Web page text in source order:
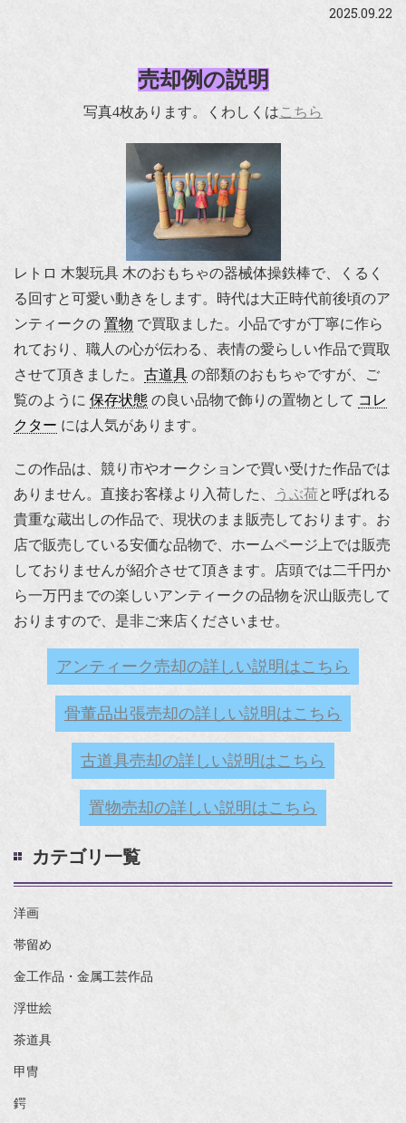
2025.09.22
売却例の説明
写真4枚あります。くわしくはこちら
レトロ 木製玩具 木のおもちゃの器械体操鉄棒で、くるく
る回すと可愛い動きをします。時代は大正時代前後頃のア
ンティークの 置物 で買取ました。小品ですが丁寧に作ら
れており、職人の心が伝わる、表情の愛らしい作品で買取
させて頂きました。 古道具 の部類のおもちゃですが、ご
覧のように 保存状態 の良い品物で飾りの置物として コレ
クター には人気があります。
この作品は、競り市やオークションで買い受けた作品では
ありません。直接お客様より入荷した、
うぶ荷と呼ばれる
貴重な蔵出しの作品で、現状のまま販売しております。お
店で販売している安価な品物で、ホームページ上では販売
しておりませんが紹介させて頂きます。店頭では二千円か
ら一万円までの楽しいアンティークの品物を沢山販売して
おりますので、是非ご来店くださいませ。
アンティーク売却の詳しい説明はこちら
骨董品出張売却の詳しい説明はこちら
古道具売却の詳しい説明はこちら
置物売却の詳しい説明はこちら
カテゴリ一覧
洋画
帯留め
金工作品・金属工芸作品
浮世絵
茶道具
甲冑
鍔